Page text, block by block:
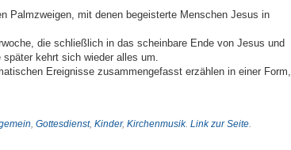
Palmzweigen, mit denen begeisterte Menschen Jesus in
die schließlich in das scheinbare Ende von Jesus und
später kehrt sich wieder alles um.
Ereignisse zusammengefasst erzählen in einer Form,
, Gottesdienst, Kinder, Kirchenmusik. Link zur Seite.